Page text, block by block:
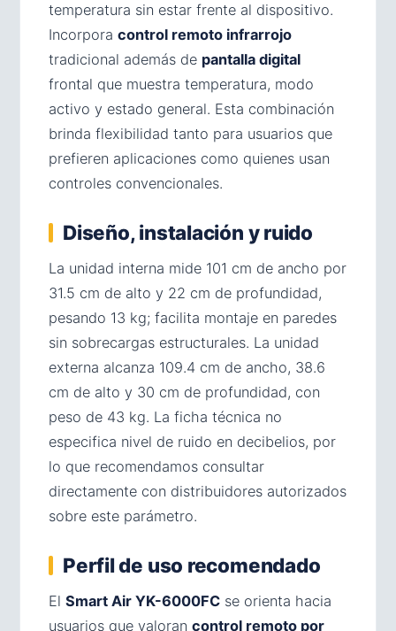
temperatura sin estar frente al dispositivo.
Incorpora control remoto infrarrojo
tradicional además de pantalla digital
frontal que muestra temperatura, modo
activo y estado general. Esta combinación
brinda flexibilidad tanto para usuarios que
prefieren aplicaciones como quienes usan
controles convencionales.
Diseño, instalación y ruido
La unidad interna mide 101 cm de ancho por
31.5 cm de alto y 22 cm de profundidad,
pesando 13 kg; facilita montaje en paredes
sin sobrecargas estructurales. La unidad
externa alcanza 109.4 cm de ancho, 38.6
cm de alto y 30 cm de profundidad, con
peso de 43 kg. La ficha técnica no
especifica nivel de ruido en decibelios, por
lo que recomendamos consultar
directamente con distribuidores autorizados
sobre este parámetro.
Perfil de uso recomendado
El Smart Air YK-6000FC se orienta hacia
usuarios que valoran control remoto por